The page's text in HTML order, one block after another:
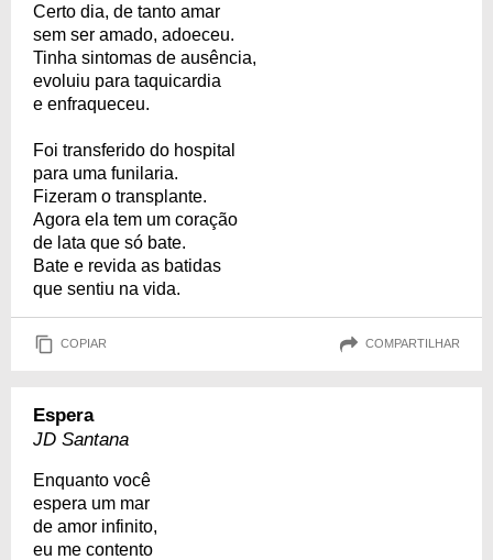
Certo dia, de tanto amar
sem ser amado, adoeceu.
Tinha sintomas de ausência,
evoluiu para taquicardia
e enfraqueceu.
Foi transferido do hospital
para uma funilaria.
Fizeram o transplante.
Agora ela tem um coração
de lata que só bate.
Bate e revida as batidas
que sentiu na vida.
COPIAR COMPARTILHAR
Espera
JD Santana
Enquanto você
espera um mar
de amor infinito,
eu me contento